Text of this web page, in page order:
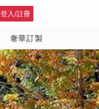
登入/註冊
奢華訂製